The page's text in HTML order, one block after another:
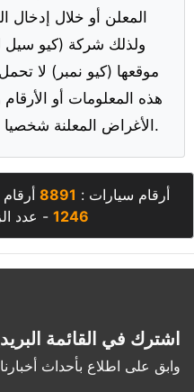
المعلن أو خلال إدخال
ولذلك شركة (كيو سيل
موقعها (كيو نمبر) لا
هذه المعلومات أو
الأغراض المعلنة شخصيا والقيام بالفحص قبل الشراء.
أرقام سيارات : 8891
1246 - عدد
اشترك في القائمة
وابق على اطلاع بأحداث